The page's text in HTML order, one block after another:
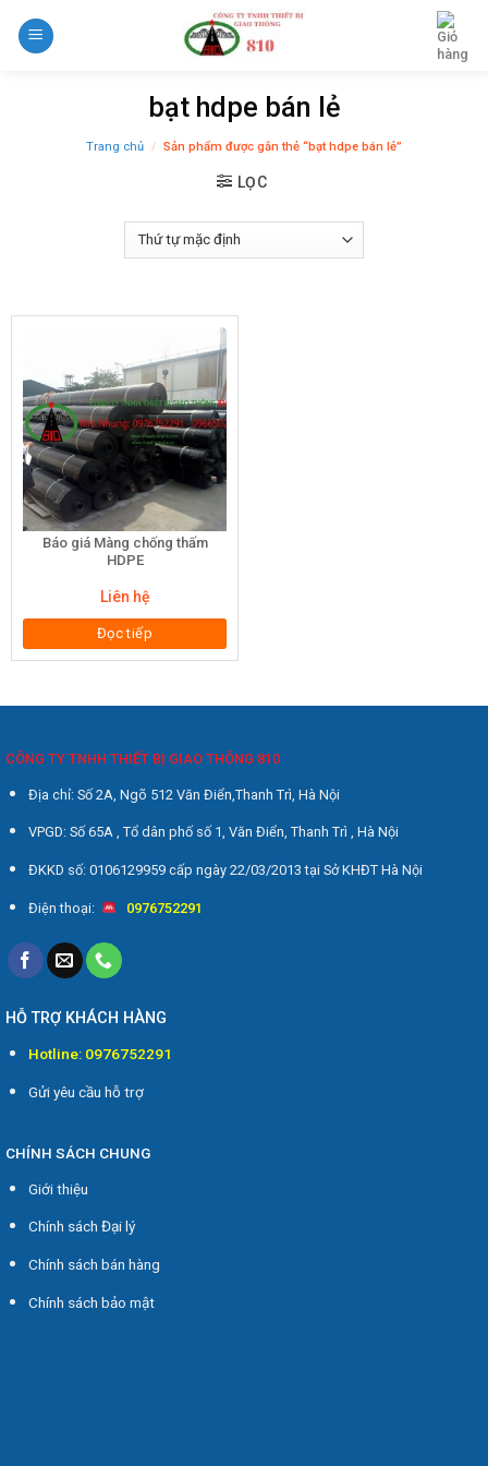
bạt hdpe bán lẻ
Trang chủ / Sản phẩm được gắn thẻ “bạt hdpe bán lẻ”
LỌC
Báo giá Màng chống thấm
HDPE
Liên hệ
Đọc tiếp
CÔNG TY TNHH THIẾT BỊ GIAO THÔNG 810
Địa chỉ: Số 2A, Ngõ 512 Văn Điển,Thanh Trì, Hà Nội
VPGD: Số 65A , Tổ dân phố số 1, Văn Điển, Thanh Trì , Hà Nội
ĐKKD số: 0106129959 cấp ngày 22/03/2013 tại Sở KHĐT Hà Nội
Điện thoại: 0976752291
HỖ TRỢ KHÁCH HÀNG
Hotline: 0976752291
Gửi yêu cầu hỗ trợ
CHÍNH SÁCH CHUNG
Giới thiệu
Chính sách Đại lý
Chính sách bán hàng
Chính sách bảo mật